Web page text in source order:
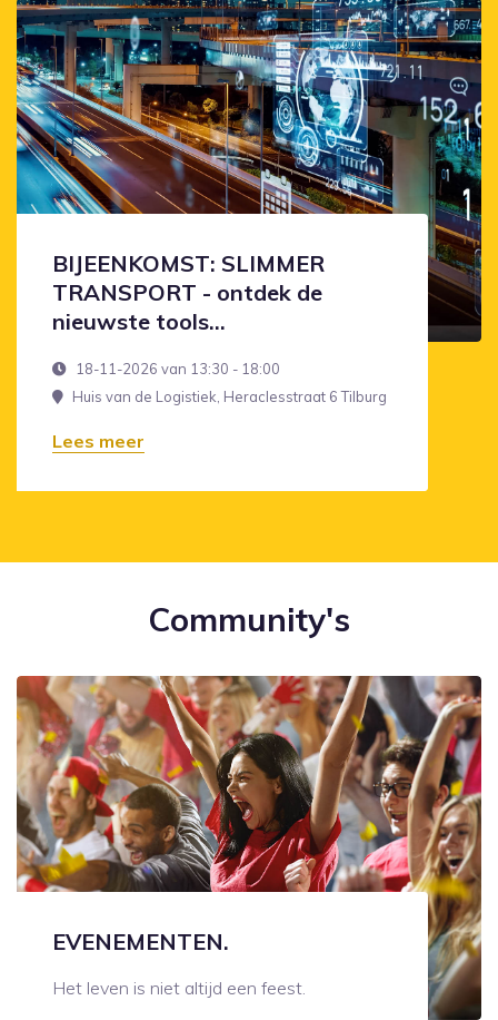
BIJEENKOMST: SLIMMER
TRANSPORT - ontdek de
nieuwste tools...
18-11-2026 van 13:30 - 18:00
Huis van de Logistiek, Heraclesstraat 6 Tilburg
Lees meer
Community's
EVENEMENTEN.
Het leven is niet altijd een feest.